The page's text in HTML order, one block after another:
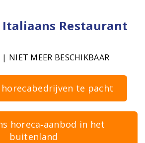
Restaurant
| NIET MEER BESCHIKBAAR
horecabedrijven te pacht
horeca‑aanbod in het
buitenland